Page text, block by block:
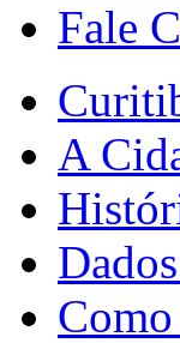
Fale
A